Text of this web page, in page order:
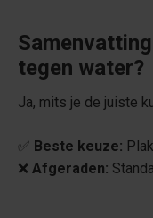
tegen water?
Ja, mits je de juiste
✅ Beste keuze:
❌ Afgeraden: